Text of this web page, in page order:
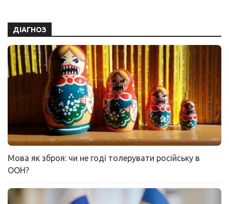
ДІАГНОЗ
Мова як зброя: чи не годі толерувати російську в
ООН?